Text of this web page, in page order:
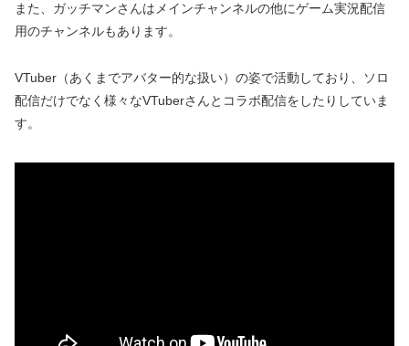
また、ガッチマンさんはメインチャンネルの他にゲーム実況配信
用のチャンネルもあります。
VTuber（あくまでアバター的な扱い）の姿で活動しており、ソロ
配信だけでなく様々なVTuberさんとコラボ配信をしたりしていま
す。